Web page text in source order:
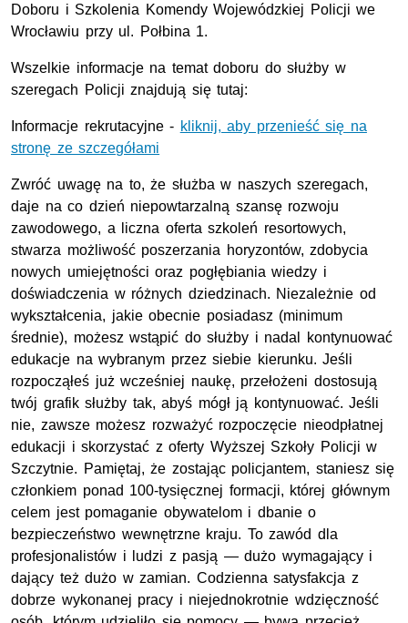
Doboru i Szkolenia Komendy Wojewódzkiej Policji we
Wrocławiu przy ul. Połbina 1.
Wszelkie informacje na temat doboru do służby w
szeregach Policji znajdują się tutaj:
Informacje rekrutacyjne - kliknij, aby przenieść się na
stronę ze szczegółami
Zwróć uwagę na to, że służba w naszych szeregach,
daje na co dzień niepowtarzalną szansę rozwoju
zawodowego, a liczna oferta szkoleń resortowych,
stwarza możliwość poszerzania horyzontów, zdobycia
nowych umiejętności oraz pogłębiania wiedzy i
doświadczenia w różnych dziedzinach. Niezależnie od
wykształcenia, jakie obecnie posiadasz (minimum
średnie), możesz wstąpić do służby i nadal kontynuować
edukacje na wybranym przez siebie kierunku. Jeśli
rozpocząłeś już wcześniej naukę, przełożeni dostosują
twój grafik służby tak, abyś mógł ją kontynuować. Jeśli
nie, zawsze możesz rozważyć rozpoczęcie nieodpłatnej
edukacji i skorzystać z oferty Wyższej Szkoły Policji w
Szczytnie. Pamiętaj, że zostając policjantem, staniesz się
członkiem ponad 100-tysięcznej formacji, której głównym
celem jest pomaganie obywatelom i dbanie o
bezpieczeństwo wewnętrzne kraju. To zawód dla
profesjonalistów i ludzi z pasją — dużo wymagający i
dający też dużo w zamian. Codzienna satysfakcja z
dobrze wykonanej pracy i niejednokrotnie wdzięczność